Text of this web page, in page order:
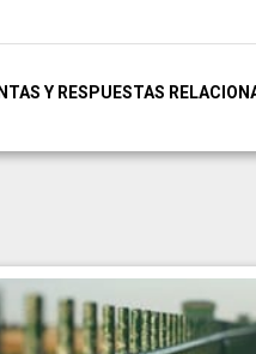
Y RESPUESTAS